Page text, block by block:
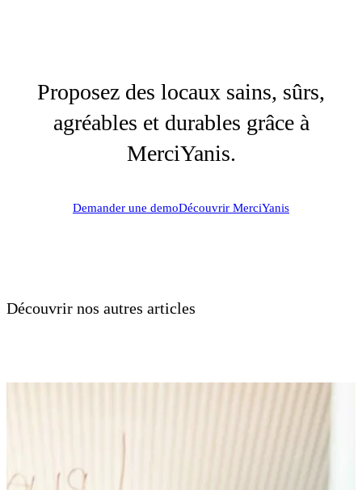
Proposez des locaux sains, sûrs,
agréables et durables grâce à
MerciYanis.
Demander une demoDécouvrir MerciYanis
Découvrir nos autres articles